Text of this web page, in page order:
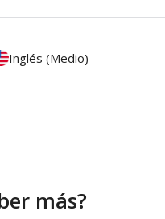
Inglés (Medio)
más?